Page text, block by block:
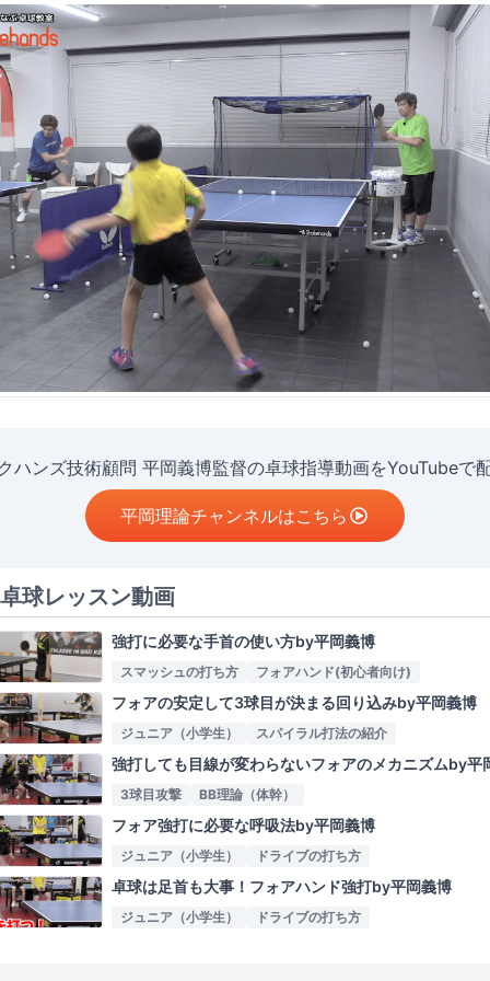
ハンズ技術顧問 平岡義博監督の卓球指導動画をYouTubeで
平岡理論チャンネルはこちら
球レッスン動画
強打に必要な手首の使い方by平岡義博
スマッシュの打ち方 フォアハンド(初心者向け)
フォアの安定して3球目が決まる回り込みby平岡義博
ジュニア（小学生） スパイラル打法の紹介
強打しても目線が変わらないフォアのメカニズムby平
3球目攻撃 BB理論（体幹）
フォア強打に必要な呼吸法by平岡義博
ジュニア（小学生） ドライブの打ち方
卓球は足首も大事！フォアハンド強打by平岡義博
ジュニア（小学生） ドライブの打ち方